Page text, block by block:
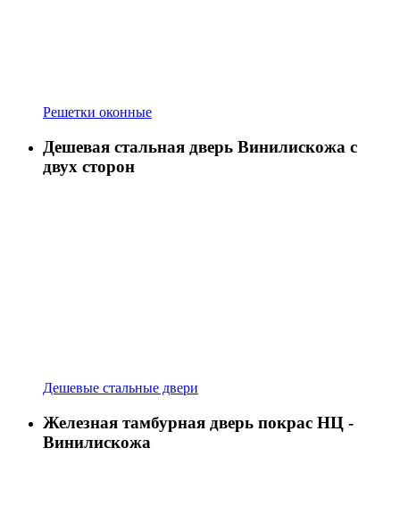
Решетки оконные
Дешевая стальная дверь Винилискожа с
двух сторон
Дешевые стальные двери
Железная тамбурная дверь покрас НЦ -
Винилискожа